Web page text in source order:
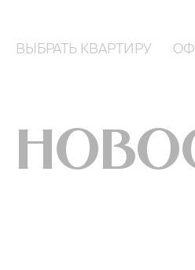
ВЫБРАТЬ КВАРТИРУ